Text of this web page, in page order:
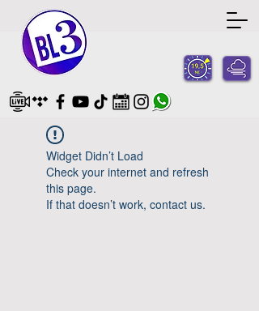
Widget Didn’t Load
Check your internet and refresh
this page.
If that doesn’t work, contact us.